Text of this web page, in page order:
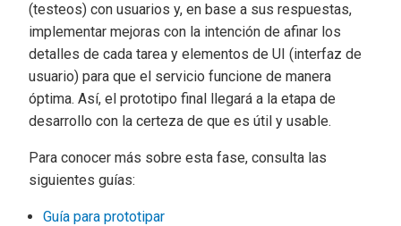
(testeos) con usuarios y, en base a sus respuestas,
implementar mejoras con la intención de afinar los
detalles de cada tarea y elementos de UI (interfaz de
usuario) para que el servicio funcione de manera
óptima. Así, el prototipo final llegará a la etapa de
desarrollo con la certeza de que es útil y usable.
Para conocer más sobre esta fase, consulta las
siguientes guías:
Guía para prototipar